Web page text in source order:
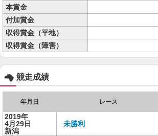
本賞金
付加賞金
収得賞金（平地）
収得賞金（障害）
競走成績
年月日 レース
2019年
4月29日
新潟
未勝利